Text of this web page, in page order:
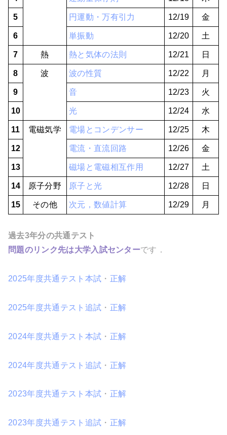
5 円運動・万有引力 12/19 金
6 単振動 12/20 土
7 熱 熱と気体の法則 12/21 日
8 波 波の性質 12/22 月
9 音 12/23 火
10 光 12/24 水
11 電磁気学 電場とコンデンサー 12/25 木
12 電流・直流回路 12/26 金
13 磁場と電磁相互作用 12/27 土
14 原子分野 原子と光 12/28 日
15 その他 次元，数値計算 12/29 月
過去3年分の共通テスト
問題のリンク先は大学入試センターです．
2025年度共通テスト本試 ・ 正解
2025年度共通テスト追試 ・ 正解
2024年度共通テスト本試 ・ 正解
2024年度共通テスト追試 ・ 正解
2023年度共通テスト本試 ・ 正解
2023年度共通テスト追試 ・ 正解